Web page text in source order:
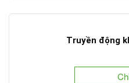
Truyền động